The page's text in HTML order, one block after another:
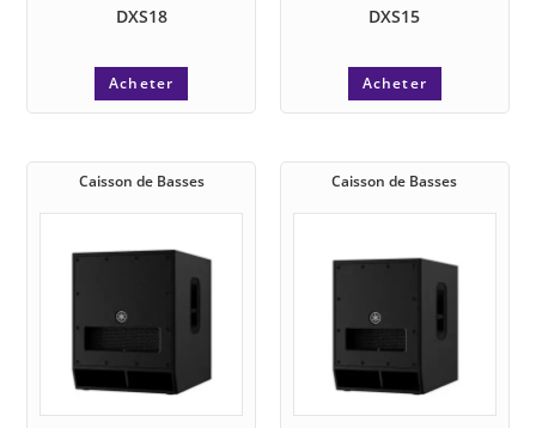
DXS18
Acheter
DXS15
Acheter
Caisson de Basses Caisson de Basses